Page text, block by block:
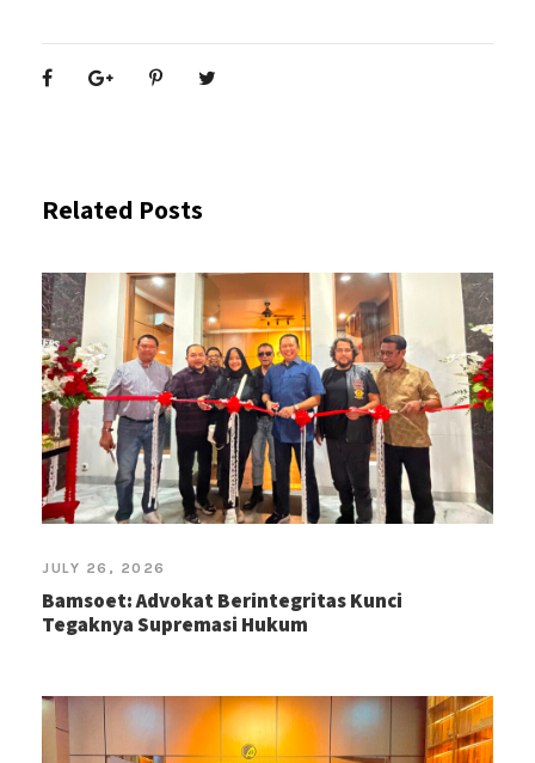
Related Posts
JULY 26, 2026
Bamsoet: Advokat Berintegritas Kunci
Tegaknya Supremasi Hukum